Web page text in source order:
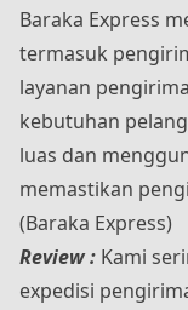
Baraka Express
termasuk
layanan
kebutuhan
luas dan
memastikan
(Baraka Express)
Review : Kami
expedisi